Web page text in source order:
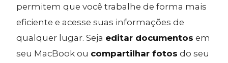
permitem que você trabalhe de forma mais
eficiente e acesse suas informações de
qualquer lugar. Seja editar documentos em
seu MacBook ou compartilhar fotos do seu